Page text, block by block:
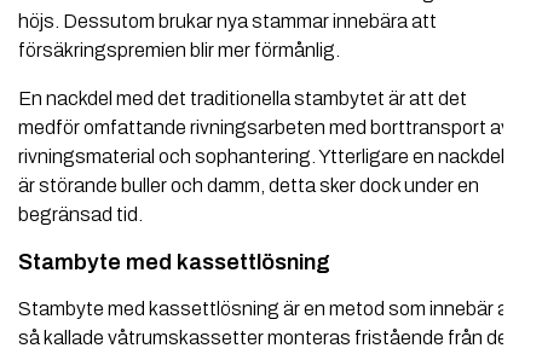
höjs. Dessutom brukar nya stammar innebära att
försäkringspremien blir mer förmånlig.
En nackdel med det traditionella stambytet är att det
medför omfattande rivningsarbeten med borttransport av
rivningsmaterial och sophantering. Ytterligare en nackdel
är störande buller och damm, detta sker dock under en
begränsad tid.
Stambyte med kassettlösning
Stambyte med kassettlösning är en metod som innebär att
så kallade våtrumskassetter monteras fristående från de